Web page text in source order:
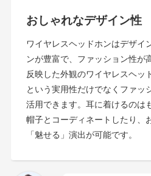
おしゃれなデザイン性
ワイヤレスヘッドホンはデザイ
ンが豊富で、ファッション性が
反映した外観のワイヤレスヘッ
という実用性だけでなくファッ
活用できます。耳に着けるのは
帽子とコーディネートしたり、
「魅せる」演出が可能です。